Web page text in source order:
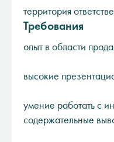
территория
Требования
опыт в области
высокие
умение работать с
содержательные